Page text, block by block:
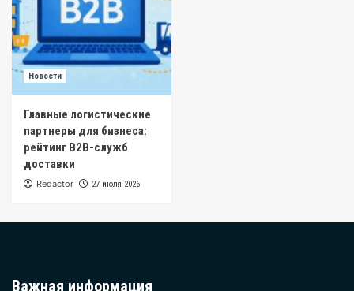
Новости
Главные логистические
партнеры для бизнеса:
рейтинг B2B-служб
доставки
Redactor 27 июля 2026
Важная информация